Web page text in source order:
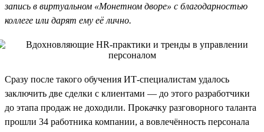
запись в виртуальном «Монетном дворе» с благодарностью
коллеге или дарят ему её лично.
Сразу после такого обучения ИТ-специалистам удалось
заключить две сделки с клиентами — до этого разработчики
до этапа продаж не доходили. Прокачку разговорного таланта
прошли 34 работника компании, а вовлечённость персонала